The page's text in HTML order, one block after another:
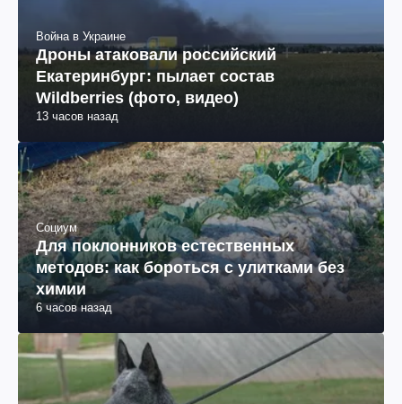
Война в Украине
Дроны атаковали российский
Екатеринбург: пылает состав
Wildberries (фото, видео)
13 часов назад
Социум
Для поклонников естественных
методов: как бороться с улитками без
химии
6 часов назад